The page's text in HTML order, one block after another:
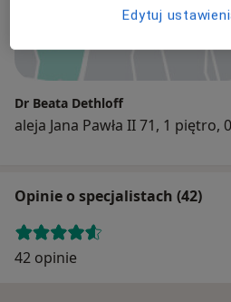
Powiększ
Dr Beata Dethloff
aleja Jana Pawła II 71, 1 piętro,
Opinie o specjalistach (42)
42 opinie
Edytuj